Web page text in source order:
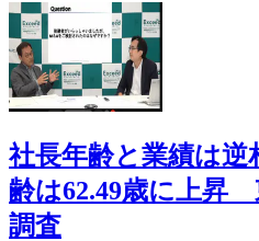
社長年齢と業績は
齢は62.49歳に上昇
調査